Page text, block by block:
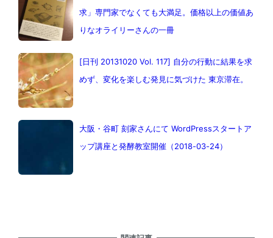
求」専門家でなくても大満足。価格以上の価値あ
りなオライリーさんの一冊
[日刊 20131020 Vol. 117] 自分の行動に結果を求
めず、変化を楽しむ発見に気づけた 東京滞在。
大阪・谷町 刻家さんにて WordPressスタートア
ップ講座と発酵教室開催（2018-03-24）